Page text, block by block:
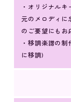
・オリジナルキ
元のメロディに
のご要望にもお
・移調楽譜の
に移調)